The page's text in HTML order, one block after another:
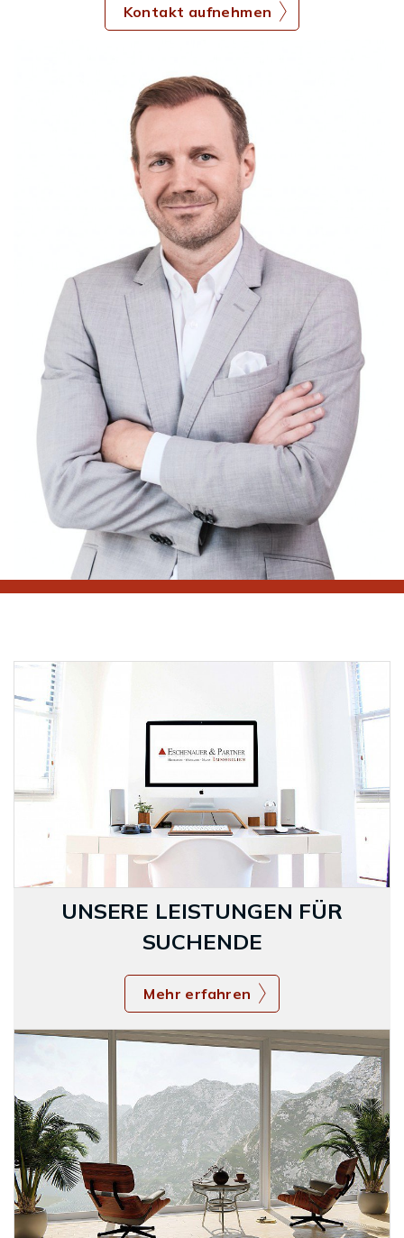
Kontakt aufnehmen
UNSERE LEISTUNGEN FÜR
SUCHENDE
Mehr erfahren